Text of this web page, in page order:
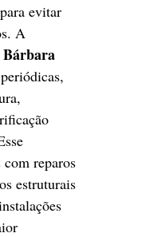
evitar
A
Bárbara
reparos
estruturais